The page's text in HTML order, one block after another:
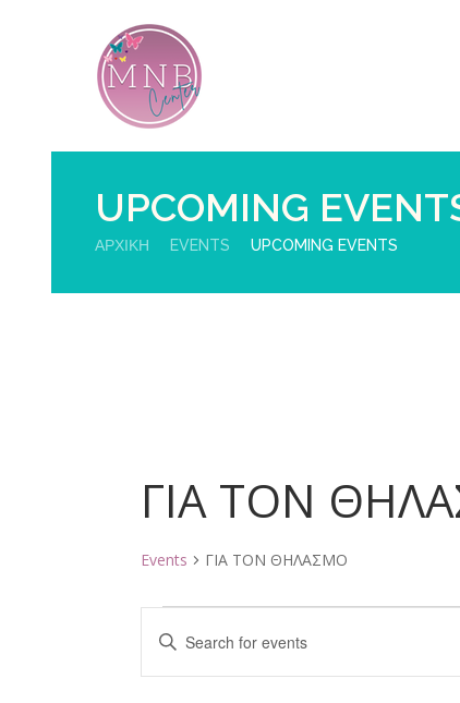
UPCOMING
ΑΡΧΙΚΉ EVENTS UPCOMING EVENTS
ΓΙΑ ΤΟΝ
Events ΓΙΑ ΤΟΝ ΘΗΛΑΣΜΟ
Events
Events
Enter